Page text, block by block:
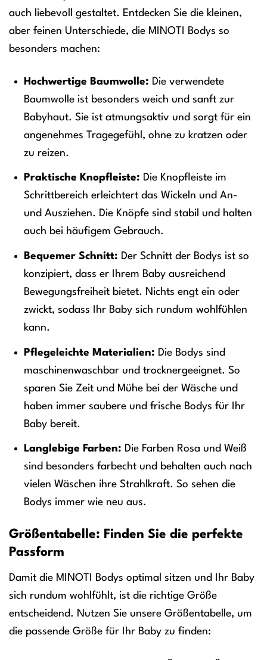
auch liebevoll gestaltet. Entdecken Sie die kleinen,
aber feinen Unterschiede, die MINOTI Bodys so
besonders machen:
Hochwertige Baumwolle: Die verwendete
Baumwolle ist besonders weich und sanft zur
Babyhaut. Sie ist atmungsaktiv und sorgt für ein
angenehmes Tragegefühl, ohne zu kratzen oder
zu reizen.
Praktische Knopfleiste: Die Knopfleiste im
Schrittbereich erleichtert das Wickeln und An-
und Ausziehen. Die Knöpfe sind stabil und halten
auch bei häufigem Gebrauch.
Bequemer Schnitt: Der Schnitt der Bodys ist so
konzipiert, dass er Ihrem Baby ausreichend
Bewegungsfreiheit bietet. Nichts engt ein oder
zwickt, sodass Ihr Baby sich rundum wohlfühlen
kann.
Pflegeleichte Materialien: Die Bodys sind
maschinenwaschbar und trocknergeeignet. So
sparen Sie Zeit und Mühe bei der Wäsche und
haben immer saubere und frische Bodys für Ihr
Baby bereit.
Langlebige Farben: Die Farben Rosa und Weiß
sind besonders farbecht und behalten auch nach
vielen Wäschen ihre Strahlkraft. So sehen die
Bodys immer wie neu aus.
Größentabelle: Finden Sie die perfekte
Passform
Damit die MINOTI Bodys optimal sitzen und Ihr Baby
sich rundum wohlfühlt, ist die richtige Größe
entscheidend. Nutzen Sie unsere Größentabelle, um
die passende Größe für Ihr Baby zu finden: